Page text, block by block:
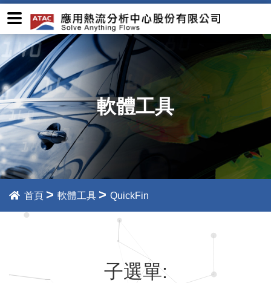
軟體工具
首頁 > 軟體工具 > QuickFin
子選單: